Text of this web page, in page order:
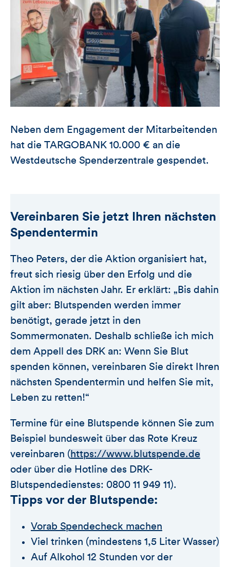
Neben dem Engagement der Mitarbeitenden
hat die TARGOBANK 10.000 € an die
Westdeutsche Spenderzentrale gespendet.
Vereinbaren Sie jetzt Ihren nächsten
Spendentermin
Theo Peters, der die Aktion organisiert hat,
freut sich riesig über den Erfolg und die
Aktion im nächsten Jahr. Er erklärt: „Bis dahin
gilt aber: Blutspenden werden immer
benötigt, gerade jetzt in den
Sommermonaten. Deshalb schließe ich mich
dem Appell des DRK an: Wenn Sie Blut
spenden können, vereinbaren Sie direkt Ihren
nächsten Spendentermin und helfen Sie mit,
Leben zu retten!“
Termine für eine Blutspende können Sie zum
Beispiel bundesweit über das Rote Kreuz
vereinbaren ( https://www.blutspende.de
oder über die Hotline des DRK-
Blutspendedienstes: 0800 11 949 11).
Tipps vor der Blutspende:
Vorab Spendecheck machen
Viel trinken (mindestens 1,5 Liter Wasser)
Auf Alkohol 12 Stunden vor der